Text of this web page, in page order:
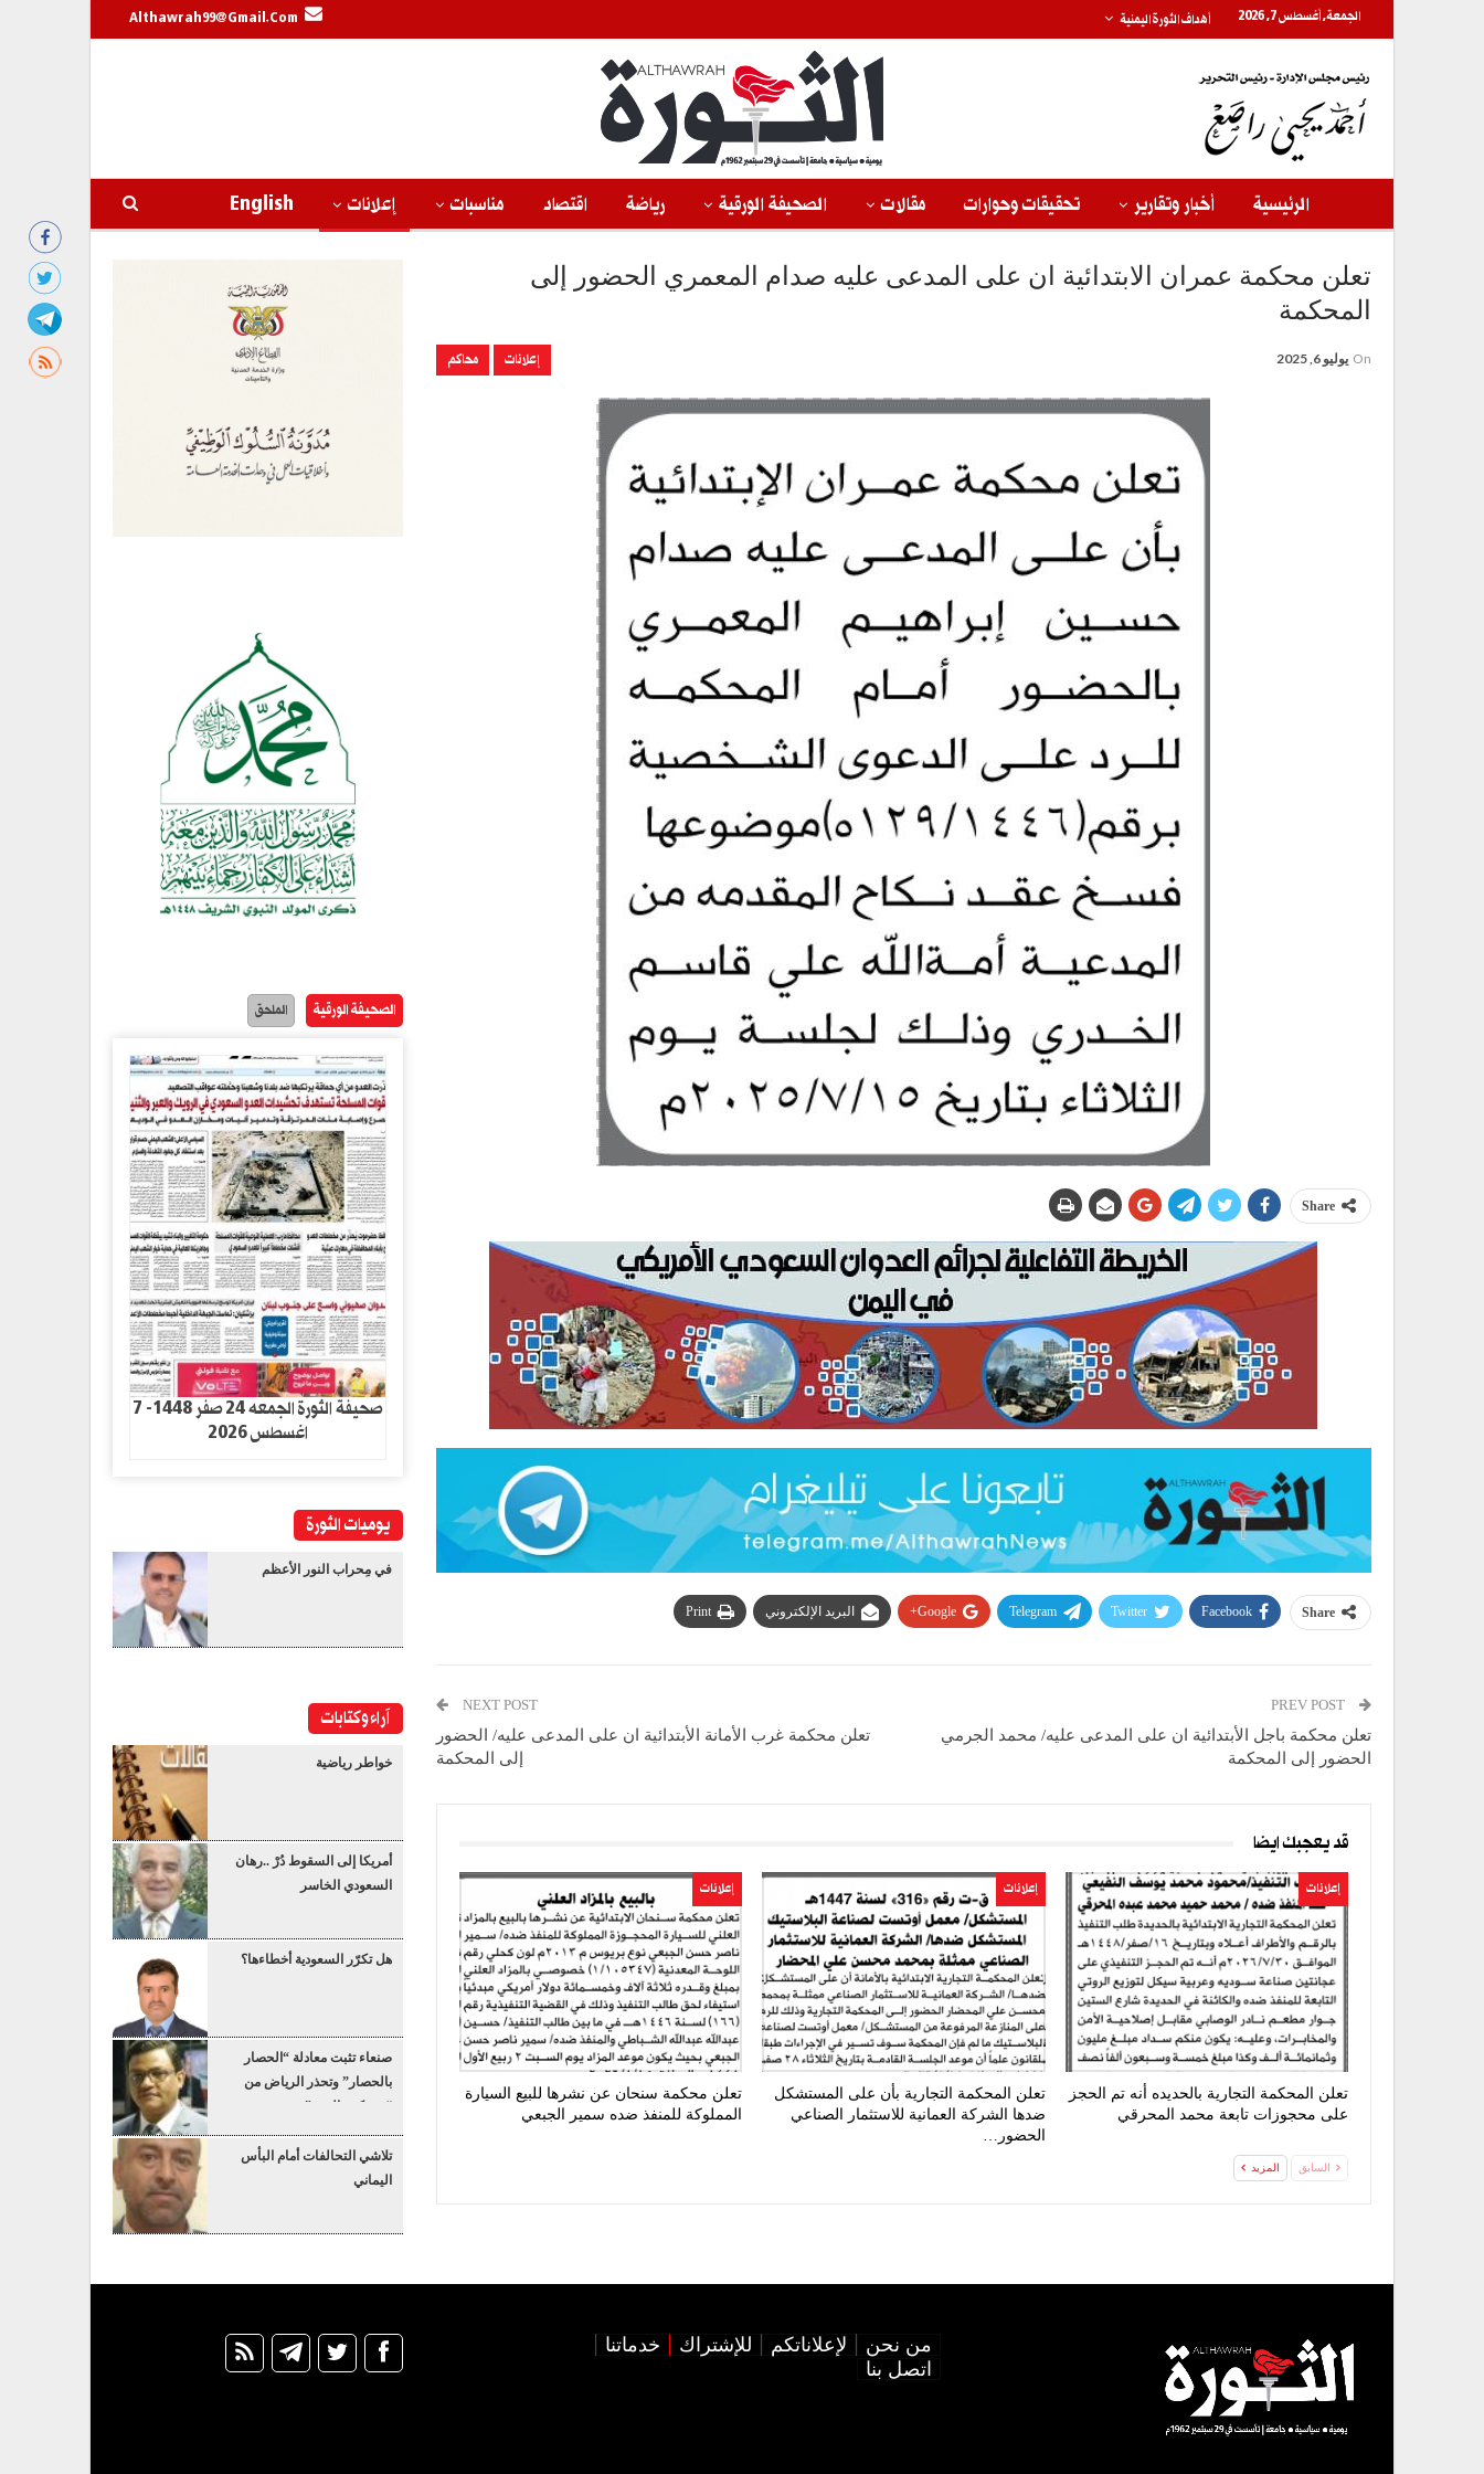
الجمعة, أغسطس 7, 2026 أهداف الثورة اليمنية Althawrah99@gmail.com
الرئيسية أخبار وتقارير تحقيقات وحوارات مقالات الصحيفة الورقية رياضة اقتصاد مناسبات إعلانات English
تعلن محكمة عمران الابتدائية ان على المدعى عليه صدام المعمري الحضور إلى
المحكمة
إعلانات محاكم On يوليو 6, 2025
Share
Share
Facebook
Twitter
Telegram
Google+ البريد الإلكتروني Print
تعلن محكمة باجل الأبتدائية ان على المدعى عليه/ محمد الجرمي
الحضور إلى المحكمة
NEXT POST
تعلن محكمة غرب الأمانة الأبتدائية ان على المدعى عليه/ الحضور
إلى المحكمة
قد يعجبك ايضا
إعلانات
تعلن المحكمة التجارية بالحديده أنه تم الحجز
على محجوزات تابعة محمد المحرقي
إعلانات
تعلن المحكمة التجارية بأن على المستشكل
ضدها الشركة العمانية للاستثمار الصناعي
الحضور…
إعلانات
تعلن محكمة سنحان عن نشرها للبيع السيارة
المملوكة للمنفذ ضده سمير الجبعي
السابق المزيد
الصحيفة الورقية الملحق
صحيفة الثورة الجمعه 24 صفر 1448- 7
اغسطس 2026
يوميات الثورة
في مِحراب النور الأعظم
آراء وكتابات
خواطر رياضية
أمريكا إلى السقوط دُرْ ..رهان
السعودي الخاسر
هل تكرّر السعودية أخطاءها؟
صنعاء تثبت معادلة “الحصار
بالحصار” وتحذر الرياض من
“عسكرة البحر”
تلاشي التحالفات أمام البأس
اليماني
من نحن لإعلاناتكم للإشتراك
خدماتنا
اتصل بنا